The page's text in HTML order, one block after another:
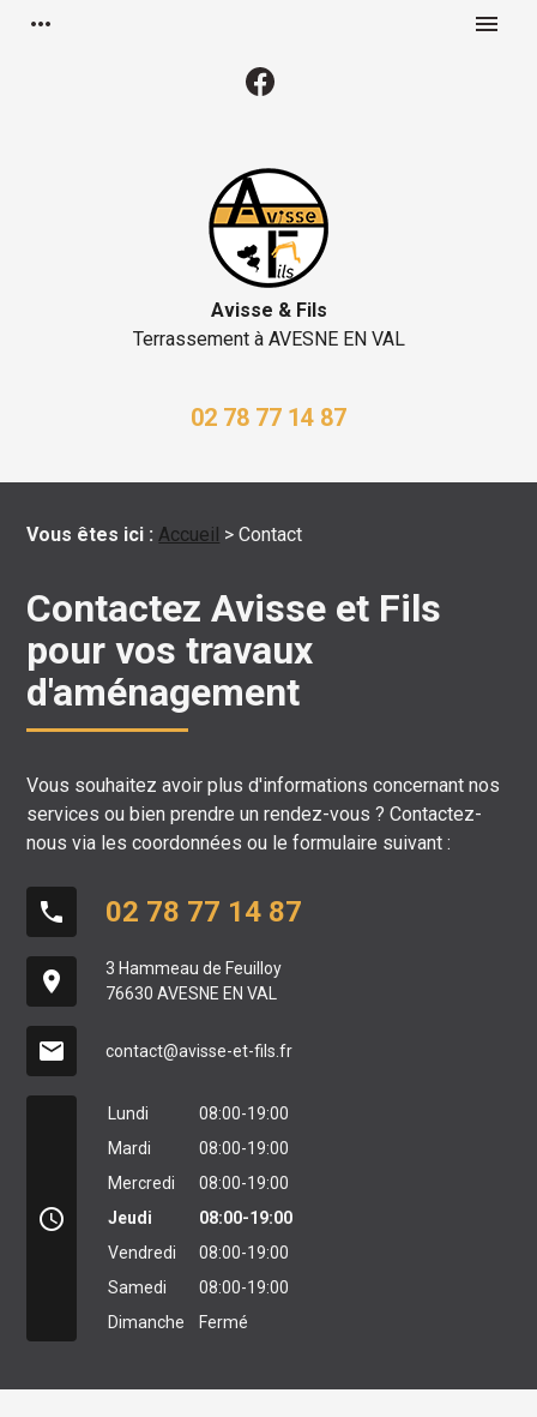
more_horiz menu
Avisse & Fils
Terrassement à AVESNE EN VAL
02 78 77 14 87
Vous êtes ici : Accueil > Contact
Contactez Avisse et Fils
pour vos travaux
d'aménagement
Vous souhaitez avoir plus d'informations concernant nos
services ou bien prendre un rendez-vous ? Contactez-
nous via les coordonnées ou le formulaire suivant :
phone 02 78 77 14 87
place
3 Hammeau de Feuilloy
76630 AVESNE EN VAL
mail contact@avisse-et-fils.fr
access_time
Lundi
08:00-19:00
Mardi
08:00-19:00
Mercredi
08:00-19:00
Jeudi
08:00-19:00
Vendredi
08:00-19:00
Samedi
08:00-19:00
Dimanche
Fermé